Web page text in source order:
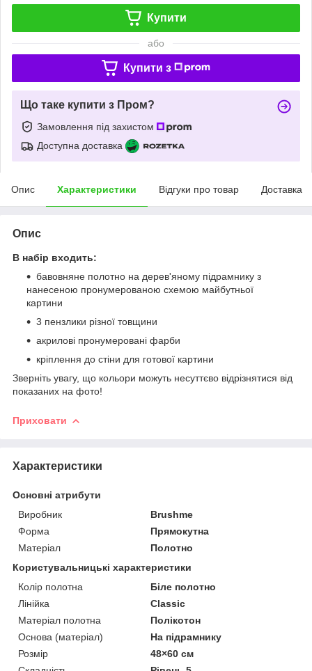
Купити
або
Купити з
Що таке купити з Пром?
Замовлення під захистом
Доступна доставка
Опис Характеристики Відгуки про товар Доставка
Опис
В набір входить:
бавовняне полотно на дерев'яному підрамнику з
нанесеною пронумерованою схемою майбутньої
картини
3 пензлики різної товщини
акрилові пронумеровані фарби
кріплення до стіни для готової картини
Зверніть увагу, що кольори можуть несуттєво відрізнятися від
показаних на фото!
Приховати
Характеристики
Основні атрибути
Виробник
Brushme
Форма
Прямокутна
Матеріал
Полотно
Користувальницькі характеристики
Колір полотна
Біле полотно
Лінійка
Classic
Матеріал полотна
Полікотон
Основа (матеріал)
На підрамнику
Розмір
48×60 см